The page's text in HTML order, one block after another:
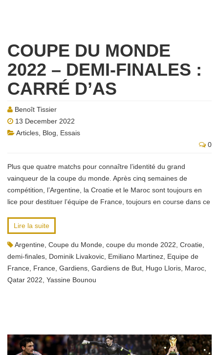
COUPE DU MONDE
2022 – DEMI-FINALES :
CARRÉ D’AS
Benoît Tissier
13 December 2022
Articles Blog
Essais
0
Plus que quatre matchs pour connaître l’identité du grand
vainqueur de la coupe du monde. Après cinq semaines de
compétition, l’Argentine, la Croatie et le Maroc sont toujours en
lice pour destituer l’équipe de France, toujours en course dans ce
Lire la suite
Argentine Coupe du Monde coupe du monde 2022 Croatie
demi-finales Dominik Livakovic Emiliano Martinez Equipe de
France France Gardiens Gardiens de But Hugo Lloris Maroc
Qatar 2022 Yassine Bounou